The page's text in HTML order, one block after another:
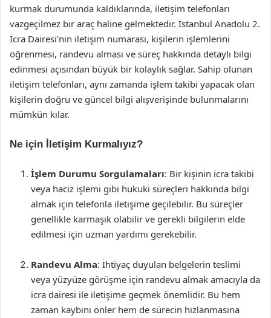
kurmak durumunda kaldıklarında, iletişim telefonları
vazgeçilmez bir araç haline gelmektedir. İstanbul Anadolu 2.
İcra Dairesi’nin iletişim numarası, kişilerin işlemlerini
öğrenmesi, randevu alması ve süreç hakkında detaylı bilgi
edinmesi açısından büyük bir kolaylık sağlar. Sahip olunan
iletişim telefonları, aynı zamanda işlem takibi yapacak olan
kişilerin doğru ve güncel bilgi alışverişinde bulunmalarını
mümkün kılar.
Ne için İletişim Kurmalıyız?
İşlem Durumu Sorgulamaları: Bir kişinin icra takibi
veya haciz işlemi gibi hukuki süreçleri hakkında bilgi
almak için telefonla iletişime geçilebilir. Bu süreçler
genellikle karmaşık olabilir ve gerekli bilgilerin elde
edilmesi için uzman yardımı gerekebilir.
Randevu Alma: İhtiyaç duyulan belgelerin teslimi
veya yüzyüze görüşme için randevu almak amacıyla da
icra dairesi ile iletişime geçmek önemlidir. Bu hem
zaman kaybını önler hem de sürecin hızlanmasına